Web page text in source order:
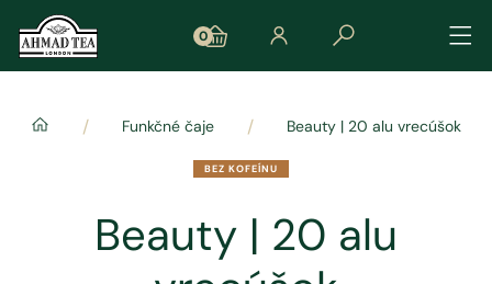
0
/ Funkčné čaje / Beauty | 20 alu vrecúšok
BEZ KOFEÍNU
Beauty | 20 alu